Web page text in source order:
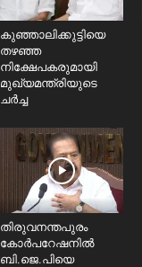
കുഞ്ഞാലിക്കുട്ടിയെ
തഴഞ്ഞ
നിക്ഷേപകരുമായി
മുഖ്യമന്ത്രിയുടെ
ചർച്ച
തിരുവനന്തപുരം
കോർപറേഷനിൽ
ബി.ജെ.പിയെ